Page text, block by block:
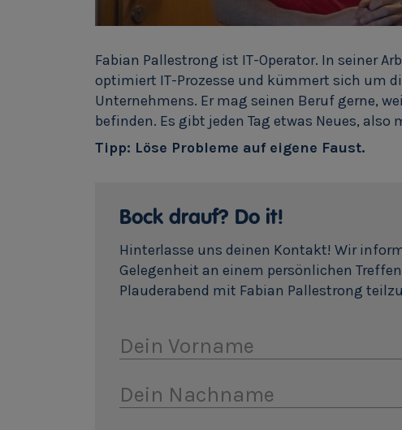
Fabian Pallestrong ist IT-Operator. In seiner
optimiert IT-Prozesse und kümmert sich um
Unternehmens. Er mag seinen Beruf gerne,
befinden. Es gibt jeden Tag etwas Neues,
Tipp: Löse Probleme auf eigene Faust.
Bock drauf? Do it!
Hinterlasse uns deinen Kontakt! Wir
Gelegenheit an einem persönlichen
Plauderabend mit Fabian Pallestrong
Dein Vorname
Dein Nachname